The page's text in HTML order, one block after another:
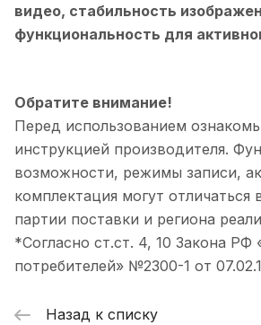
видео, стабильность
функциональность для
Обратите внимание!
Перед использованием
инструкцией производителя.
возможности, режимы записи,
комплектация могут отличаться
партии поставки и региона
*Согласно ст.ст. 4, 10 Закона РФ
потребителей» №2300-1 от
Назад к списку